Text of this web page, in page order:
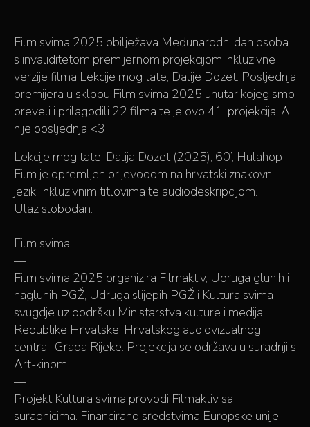
Film svima 2025 obilježava Međunarodni dan osoba
s invaliditetom premijernom projekcijom inkluzivne
verzije filma Lekcije mog tate, Dalije Dozet. Posljednja
premijera u sklopu Film svima 2025 unutar kojeg smo
preveli i prilagodili 22 filma te je ovo 41. projekcija. A
nije posljednja <3
Lekcije mog tate, Dalija Dozet (2025), 60’, Hulahop
Film je opremljen prijevodom na hrvatski znakovni
jezik, inkluzivnim titlovima te audiodeskripcijom.
Ulaz slobodan.
—
Film svima!
—
Film svima 2025 organizira Filmaktiv, Udruga gluhih i
nagluhih PGŽ, Udruga slijepih PGŽ i Kultura svima
svugdje uz podršku Ministarstva kulture i medija
Republike Hrvatske, Hrvatskog audiovizualnog
centra i Grada Rijeke. Projekcija se održava u suradnji s
Art-kinom.
—
Projekt Kultura svima provodi Filmaktiv sa
suradnicima. Financirano sredstvima Europske unije.